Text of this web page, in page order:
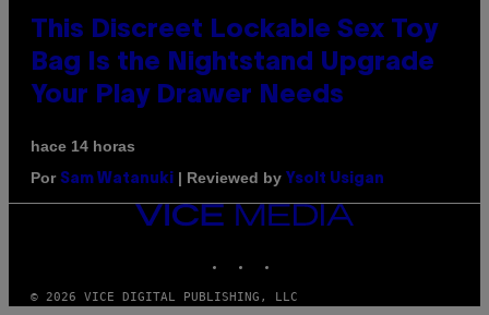
This Discreet Lockable Sex Toy
Bag Is the Nightstand Upgrade
Your Play Drawer Needs
hace 14 horas
Por Sam Watanuki | Reviewed by Ysolt Usigan
VICE
© 2026 VICE DIGITAL PUBLISHING, LLC